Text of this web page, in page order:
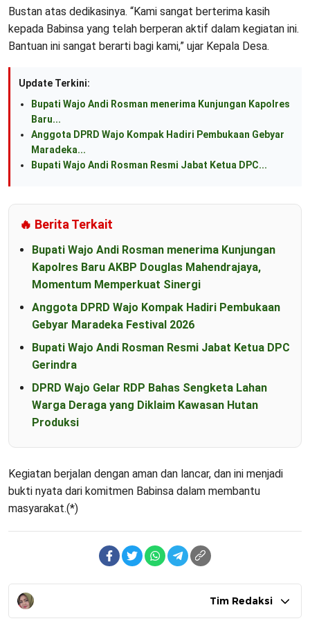
Bustan atas dedikasinya. “Kami sangat berterima kasih
kepada Babinsa yang telah berperan aktif dalam kegiatan ini.
Bantuan ini sangat berarti bagi kami,” ujar Kepala Desa.
Update Terkini:
Bupati Wajo Andi Rosman menerima Kunjungan Kapolres
Baru...
Anggota DPRD Wajo Kompak Hadiri Pembukaan Gebyar
Maradeka...
Bupati Wajo Andi Rosman Resmi Jabat Ketua DPC...
🔥 Berita Terkait
Bupati Wajo Andi Rosman menerima Kunjungan
Kapolres Baru AKBP Douglas Mahendrajaya,
Momentum Memperkuat Sinergi
Anggota DPRD Wajo Kompak Hadiri Pembukaan
Gebyar Maradeka Festival 2026
Bupati Wajo Andi Rosman Resmi Jabat Ketua DPC
Gerindra
DPRD Wajo Gelar RDP Bahas Sengketa Lahan
Warga Deraga yang Diklaim Kawasan Hutan
Produksi
Kegiatan berjalan dengan aman dan lancar, dan ini menjadi
bukti nyata dari komitmen Babinsa dalam membantu
masyarakat.(*)
Tim Redaksi